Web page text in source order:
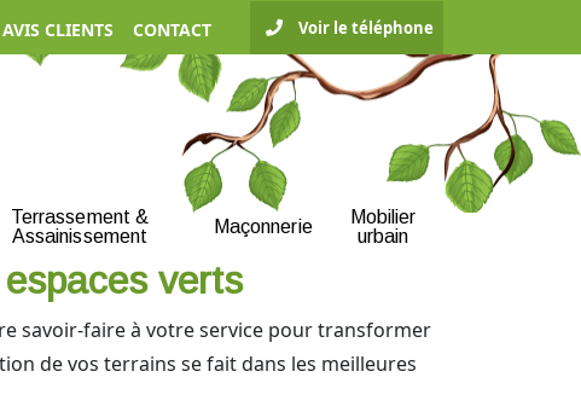
AVIS CLIENTS CONTACT Voir le téléphone
Terrassement &
Assainissement
Maçonnerie
Mobilier
urbain
verts
savoir-faire à votre service pour transformer
de vos terrains se fait dans les meilleures